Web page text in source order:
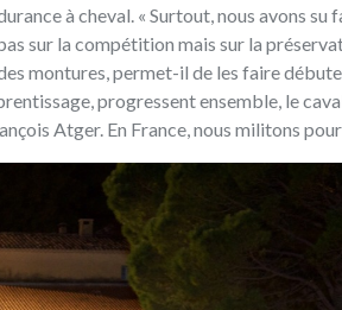
à cheval. « Surtout, nous avons
sur la compétition mais sur la
montures, permet-il de les faire
progressent ensemble, le
Atger. En France, nous militons